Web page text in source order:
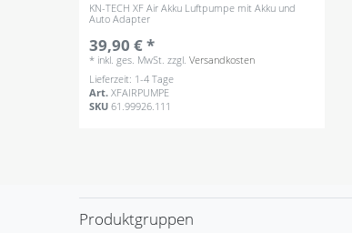
KN-TECH XF Air Akku Luftpumpe mit Akku und
Auto Adapter
39,90 € *
* inkl. ges. MwSt. zzgl.Versandkosten
Lieferzeit: 1-4 Tage
Art.XFAIRPUMPE
SKU61.99926.111
Produktgruppen